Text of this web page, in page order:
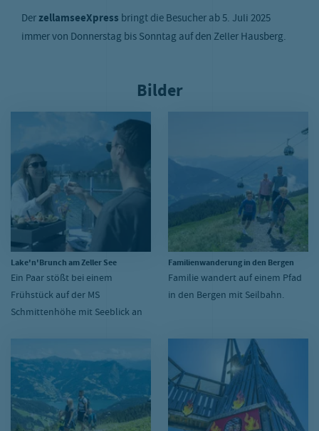
DerzellamseeXpress bringt die Besucher ab 5. Juli 2025
immer von Donnerstag bis Sonntag auf den Zeller Hausberg.
Bilder
Lake'n'Brunch am Zeller See
Ein Paar stößt bei einem
Frühstück auf der MS
Schmittenhöhe mit Seeblick an
Familienwanderung in den Bergen
Familie wandert auf einem Pfad
in den Bergen mit Seilbahn.